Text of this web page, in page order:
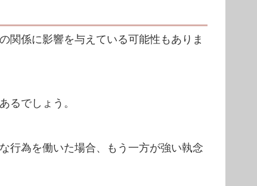
関係に影響を与えている可能性もありま
るでしょう。
行為を働いた場合、もう一方が強い執念